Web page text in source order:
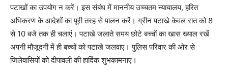
पटाखों का उपयोग न करें। इस संबंध में माननीय उच्चतम न्यायालय, हरित
अभिकरण के आदेशों का पूरी तरह से पालन करें। ग्रीन पटाखे केवल रात को 8
से 10 बजे तक ही चलाएं। पटाखे जलाते समय छोटे बच्चों का खास ख्याल रखें
अपनी मौजूदगी में ही बच्चों को पटाखे जलवाए। पुलिस परिवार की ओर से
जिलेवासियों को दीपावली की हार्दिक शुभकामनाएं।